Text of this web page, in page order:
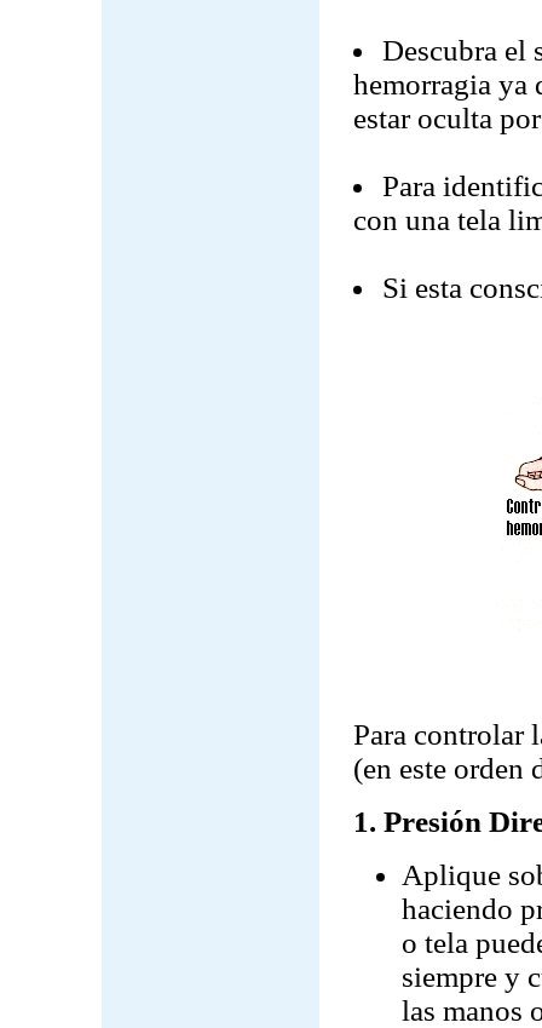
Descubra el
hemorragia ya
estar oculta
Para
con una tela
Si esta
Para controlar
(en este orden
1. Presión
Aplique
haciendo
o tela
siempre y
las manos